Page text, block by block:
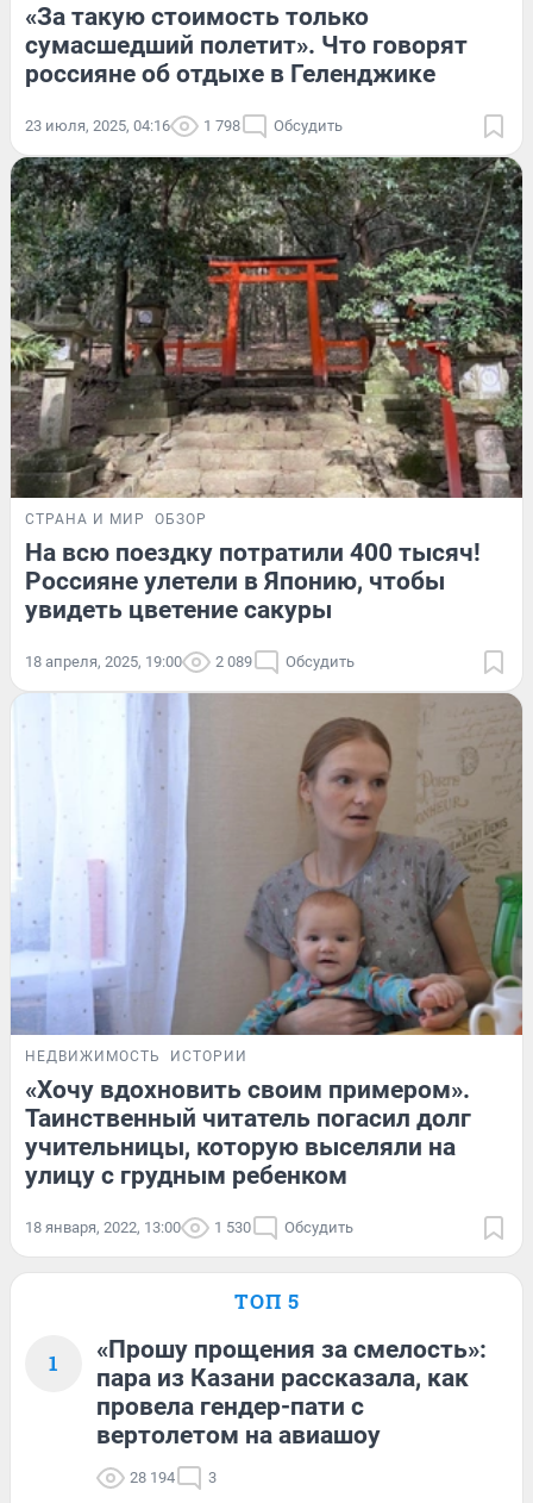
«За такую стоимость только
сумасшедший полетит». Что говорят
россияне об отдыхе в Геленджике
23 июля, 2025, 04:16 1 798 Обсудить
СТРАНА И МИР ОБЗОР
На всю поездку потратили 400 тысяч!
Россияне улетели в Японию, чтобы
увидеть цветение сакуры
18 апреля, 2025, 19:00 2 089 Обсудить
НЕДВИЖИМОСТЬ ИСТОРИИ
«Хочу вдохновить своим примером».
Таинственный читатель погасил долг
учительницы, которую выселяли на
улицу с грудным ребенком
18 января, 2022, 13:00 1 530 Обсудить
ТОП 5
1
«Прошу прощения за смелость»:
пара из Казани рассказала, как
провела гендер-пати с
вертолетом на авиашоу
28 194 3